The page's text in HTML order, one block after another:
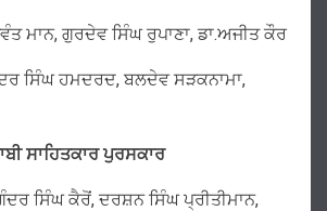
ਮਾਨ, ਗੁਰਦੇਵ ਸਿੰਘ ਰੁਪਾਣਾ, ਡਾ.ਅਜੀਤ ਕੌਰ
ਸਿੰਘ ਹਮਦਰਦ, ਬਲਦੇਵ ਸੜਕਨਾਮਾ,
ਸਾਹਿਤਕਾਰ ਪੁਰਸਕਾਰ
ਸਿੰਘ ਕੈਰੋਂ, ਦਰਸ਼ਨ ਸਿੰਘ ਪ੍ਰੀਤੀਮਾਨ,